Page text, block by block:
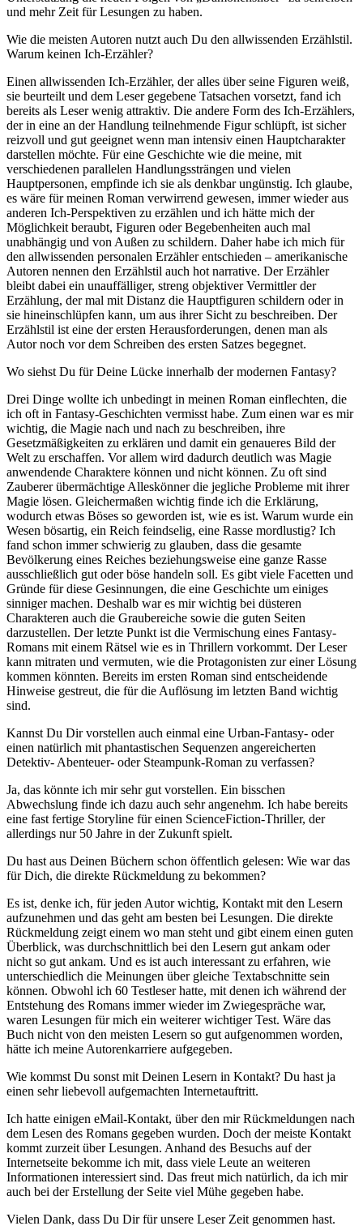
und mehr Zeit für Lesungen zu haben.
Wie die meisten Autoren nutzt auch Du den allwissenden Erzählstil.
Warum keinen Ich-Erzähler?
Einen allwissenden Ich-Erzähler, der alles über seine Figuren weiß,
sie beurteilt und dem Leser gegebene Tatsachen vorsetzt, fand ich
bereits als Leser wenig attraktiv. Die andere Form des Ich-Erzählers,
der in eine an der Handlung teilnehmende Figur schlüpft, ist sicher
reizvoll und gut geeignet wenn man intensiv einen Hauptcharakter
darstellen möchte. Für eine Geschichte wie die meine, mit
verschiedenen parallelen Handlungssträngen und vielen
Hauptpersonen, empfinde ich sie als denkbar ungünstig. Ich glaube,
es wäre für meinen Roman verwirrend gewesen, immer wieder aus
anderen Ich-Perspektiven zu erzählen und ich hätte mich der
Möglichkeit beraubt, Figuren oder Begebenheiten auch mal
unabhängig und von Außen zu schildern. Daher habe ich mich für
den allwissenden personalen Erzähler entschieden – amerikanische
Autoren nennen den Erzählstil auch hot narrative. Der Erzähler
bleibt dabei ein unauffälliger, streng objektiver Vermittler der
Erzählung, der mal mit Distanz die Hauptfiguren schildern oder in
sie hineinschlüpfen kann, um aus ihrer Sicht zu beschreiben. Der
Erzählstil ist eine der ersten Herausforderungen, denen man als
Autor noch vor dem Schreiben des ersten Satzes begegnet.
Wo siehst Du für Deine Lücke innerhalb der modernen Fantasy?
Drei Dinge wollte ich unbedingt in meinen Roman einflechten, die
ich oft in Fantasy-Geschichten vermisst habe. Zum einen war es mir
wichtig, die Magie nach und nach zu beschreiben, ihre
Gesetzmäßigkeiten zu erklären und damit ein genaueres Bild der
Welt zu erschaffen. Vor allem wird dadurch deutlich was Magie
anwendende Charaktere können und nicht können. Zu oft sind
Zauberer übermächtige Alleskönner die jegliche Probleme mit ihrer
Magie lösen. Gleichermaßen wichtig finde ich die Erklärung,
wodurch etwas Böses so geworden ist, wie es ist. Warum wurde ein
Wesen bösartig, ein Reich feindselig, eine Rasse mordlustig? Ich
fand schon immer schwierig zu glauben, dass die gesamte
Bevölkerung eines Reiches beziehungsweise eine ganze Rasse
ausschließlich gut oder böse handeln soll. Es gibt viele Facetten und
Gründe für diese Gesinnungen, die eine Geschichte um einiges
sinniger machen. Deshalb war es mir wichtig bei düsteren
Charakteren auch die Graubereiche sowie die guten Seiten
darzustellen. Der letzte Punkt ist die Vermischung eines Fantasy-
Romans mit einem Rätsel wie es in Thrillern vorkommt. Der Leser
kann mitraten und vermuten, wie die Protagonisten zur einer Lösung
kommen könnten. Bereits im ersten Roman sind entscheidende
Hinweise gestreut, die für die Auflösung im letzten Band wichtig
sind.
Kannst Du Dir vorstellen auch einmal eine Urban-Fantasy- oder
einen natürlich mit phantastischen Sequenzen angereicherten
Detektiv- Abenteuer- oder Steampunk-Roman zu verfassen?
Ja, das könnte ich mir sehr gut vorstellen. Ein bisschen
Abwechslung finde ich dazu auch sehr angenehm. Ich habe bereits
eine fast fertige Storyline für einen ScienceFiction-Thriller, der
allerdings nur 50 Jahre in der Zukunft spielt.
Du hast aus Deinen Büchern schon öffentlich gelesen: Wie war das
für Dich, die direkte Rückmeldung zu bekommen?
Es ist, denke ich, für jeden Autor wichtig, Kontakt mit den Lesern
aufzunehmen und das geht am besten bei Lesungen. Die direkte
Rückmeldung zeigt einem wo man steht und gibt einem einen guten
Überblick, was durchschnittlich bei den Lesern gut ankam oder
nicht so gut ankam. Und es ist auch interessant zu erfahren, wie
unterschiedlich die Meinungen über gleiche Textabschnitte sein
können. Obwohl ich 60 Testleser hatte, mit denen ich während der
Entstehung des Romans immer wieder im Zwiegespräche war,
waren Lesungen für mich ein weiterer wichtiger Test. Wäre das
Buch nicht von den meisten Lesern so gut aufgenommen worden,
hätte ich meine Autorenkarriere aufgegeben.
Wie kommst Du sonst mit Deinen Lesern in Kontakt? Du hast ja
einen sehr liebevoll aufgemachten Internetauftritt.
Ich hatte einigen eMail-Kontakt, über den mir Rückmeldungen nach
dem Lesen des Romans gegeben wurden. Doch der meiste Kontakt
kommt zurzeit über Lesungen. Anhand des Besuchs auf der
Internetseite bekomme ich mit, dass viele Leute an weiteren
Informationen interessiert sind. Das freut mich natürlich, da ich mir
auch bei der Erstellung der Seite viel Mühe gegeben habe.
Vielen Dank, dass Du Dir für unsere Leser Zeit genommen hast.